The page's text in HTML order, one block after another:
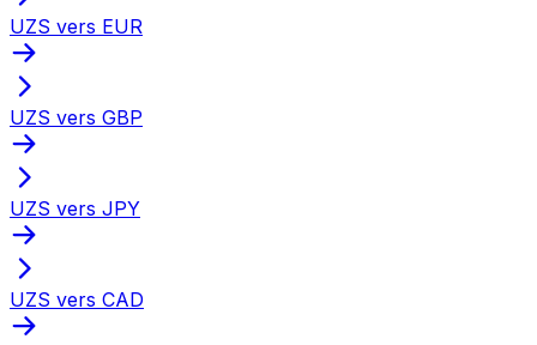
UZS vers EUR
UZS vers GBP
UZS vers JPY
UZS vers CAD